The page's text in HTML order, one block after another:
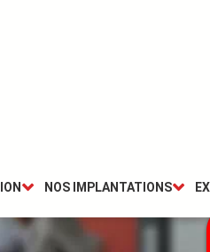
NOS IMPLANTATIONS